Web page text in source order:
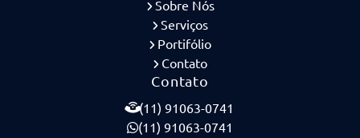
Sobre Nós
Serviços
Portifólio
Contato
Contato
(11) 91063-0741
(11) 91063-0741